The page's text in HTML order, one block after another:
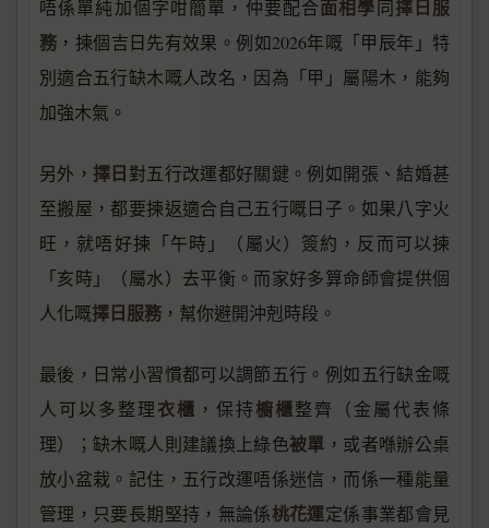
唔係單純加個字咁簡單，仲要配合面相學同擇日服
務 ，揀個吉日先有效果。例如2026年嘅「甲辰年」特
別適合五行缺木嘅人改名，因為「甲」屬陽木，能夠
加強木氣。
另外， 擇日對五行改運都好關鍵。例如開張、結婚甚
至搬屋，都要揀返適合自己五行嘅日子。如果八字火
旺，就唔好揀「午時」（屬火）簽約，反而可以揀
「亥時」（屬水）去平衡。而家好多算命師會提供個
人化嘅擇日服務 ，幫你避開沖剋時段。
最後，日常小習慣都可以調節五行。例如五行缺金嘅
人可以多整理衣櫃 ，保持櫥櫃整齊（金屬代表條
理）；缺木嘅人則建議換上綠色被單 ，或者喺辦公桌
放小盆栽。記住，五行改運唔係迷信，而係一種能量
管理，只要長期堅持，無論係桃花運定係事業都會見